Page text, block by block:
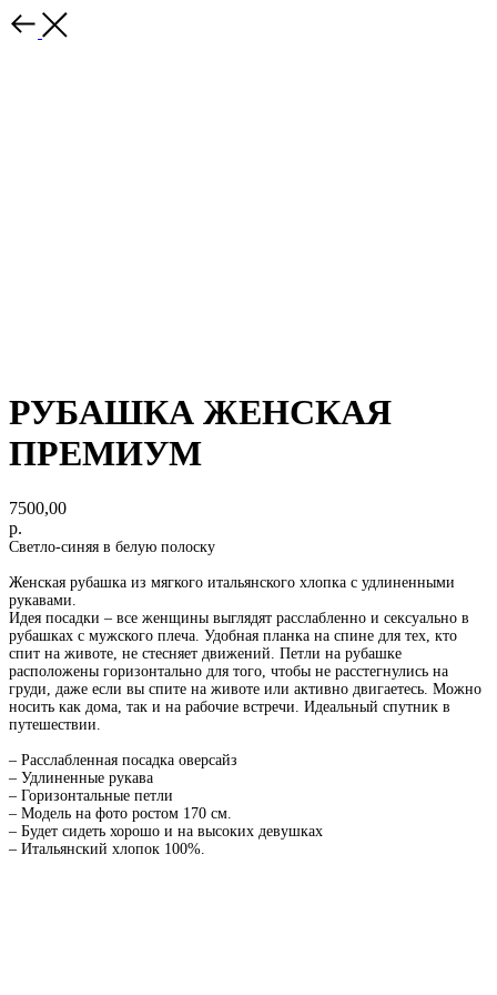
РУБАШКА ЖЕНСКАЯ
ПРЕМИУМ
7500,00
р.
Светло-синяя в белую полоску
Женская рубашка из мягкого итальянского хлопка с удлиненными
рукавами.
Идея посадки – все женщины выглядят расслабленно и сексуально в
рубашках с мужского плеча. Удобная планка на спине для тех, кто
спит на животе, не стесняет движений. Петли на рубашке
расположены горизонтально для того, чтобы не расстегнулись на
груди, даже если вы спите на животе или активно двигаетесь. Можно
носить как дома, так и на рабочие встречи. Идеальный спутник в
путешествии.
– Расслабленная посадка оверсайз
– Удлиненные рукава
– Горизонтальные петли
– Модель на фото ростом 170 см.
– Будет сидеть хорошо и на высоких девушках
– Итальянский хлопок 100%.